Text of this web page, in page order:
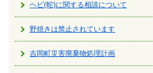
ヘビ(蛇)に関する相談について
野焼きは禁止されています
吉岡町災害廃棄物処理計画